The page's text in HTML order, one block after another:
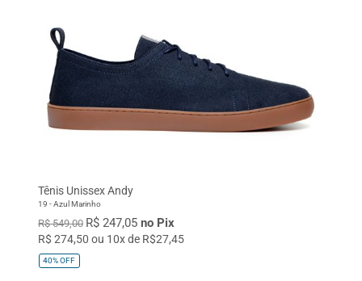
Tênis Unissex Andy
19 - Azul Marinho
R$ 549,00 R$ 247,05 no Pix
R$ 274,50 ou 10x de R$27,45
40%OFF